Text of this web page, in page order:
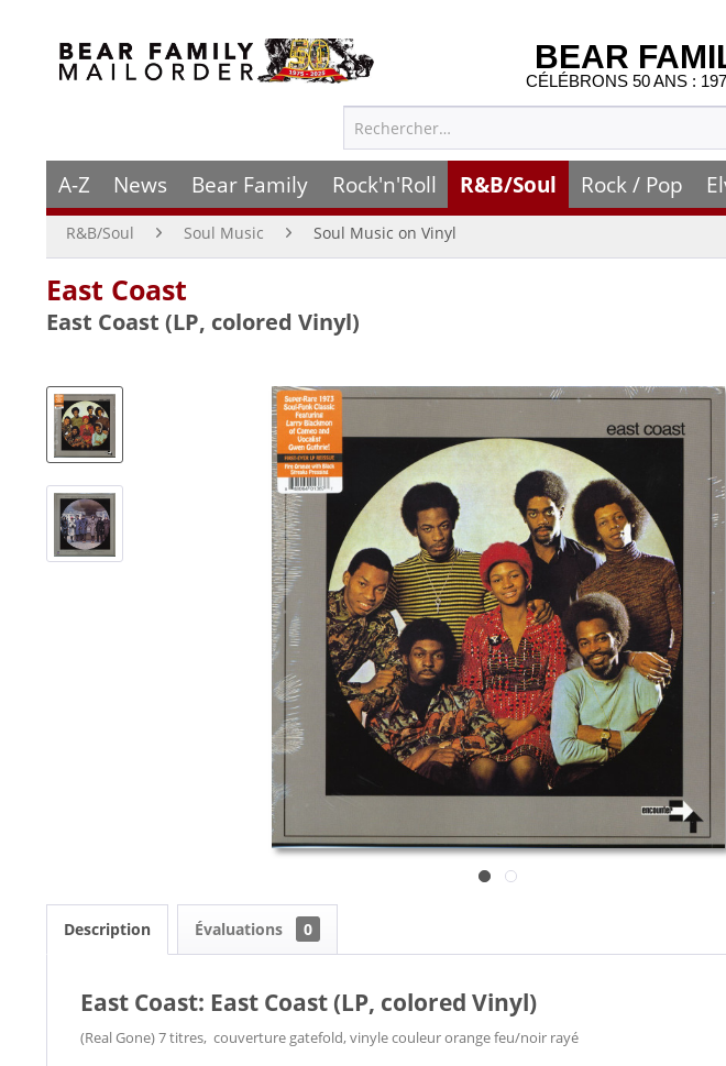
BEAR
CÉLÉBRONS 50 ANS :
A-Z News Bear Family Rock'n'Roll R&B/Soul Rock / Pop
R&B/Soul Soul Music Soul Music on Vinyl
East Coast
East Coast (LP, colored Vinyl)
Description Évaluations 0
East Coast: East Coast (LP, colored Vinyl)
(Real Gone) 7 titres, couverture gatefold, vinyle couleur orange feu/noir rayé